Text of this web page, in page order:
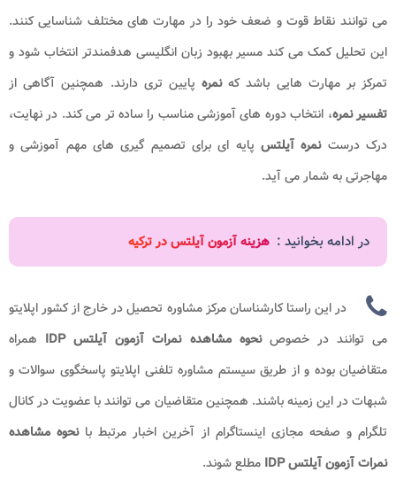
می توانند نقاط قوت و ضعف خود را در مهارت های مختلف شناسایی کنند.
این تحلیل کمک می کند مسیر بهبود زبان انگلیسی هدفمندتر انتخاب شود و
تمرکز بر مهارت هایی باشد کهنمره پایین تری دارند. همچنین آگاهی از
تفسیر نمره، انتخاب دوره های آموزشی مناسب را ساده تر می کند. در نهایت،
درک درستنمره آیلتس پایه ای برای تصمیم گیری های مهم آموزشی و
مهاجرتی به شمار می آید.
در ادامه بخوانید : هزینه آزمون آیلتس در ترکیه
در این راستا کارشناسان مرکز مشاوره تحصیل در خارج از کشور اپلایتو
می توانند در خصوصنحوه مشاهده نمرات آزمون آیلتس IDP
همراه
متقاضیان بوده و از طریق سیستم مشاوره تلفنی اپلایتو پاسخگوی سوالات و
شبهات در این زمینه باشند. همچنین متقاضیان می توانند با عضویت در کانال
تلگرام و صفحه مجازی اینستاگرام از آخرین اخبار مرتبط بانحوه مشاهده
نمرات آزمون آیلتس IDP
مطلع شوند.